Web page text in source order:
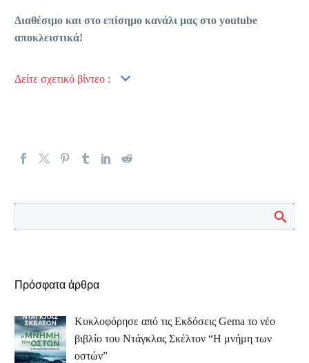
Διαθέσιμο και στο επίσημο κανάλι μας στο youtube
αποκλειστικά!
Δείτε σχετικό βίντεο :
Πρόσφατα άρθρα
Κυκλοφόρησε από τις Εκδόσεις Gema το νέο
βιβλίο του Ντάγκλας Σκέλτον “Η μνήμη των
οστών”